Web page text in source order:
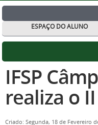
ESPAÇO DO ALUNO
IFSP
realiza o
Criado: Segunda, 18 de Fevereiro